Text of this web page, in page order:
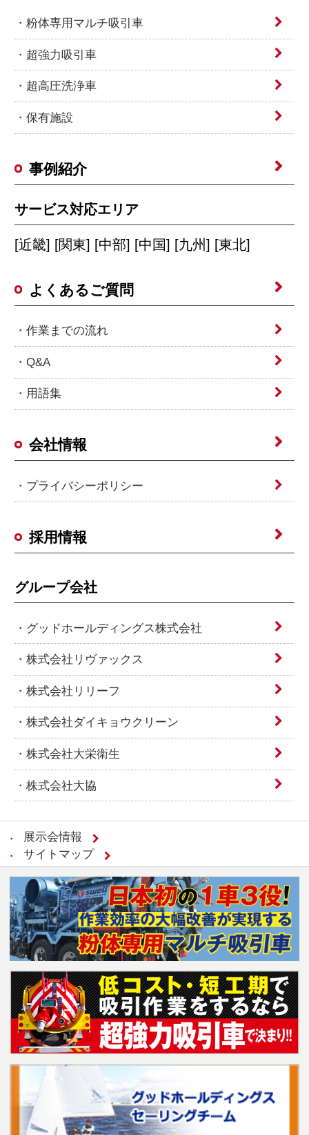
粉体専用マルチ吸引車
超強力吸引車
超高圧洗浄車
保有施設
事例紹介
サービス対応エリア
[近畿] [関東] [中部] [中国] [九州] [東北]
よくあるご質問
作業までの流れ
Q&A
用語集
会社情報
プライバシーポリシー
採用情報
グループ会社
グッドホールディングス株式会社
株式会社リヴァックス
株式会社リリーフ
株式会社ダイキョウクリーン
株式会社大栄衛生
株式会社大協
展示会情報
サイトマップ